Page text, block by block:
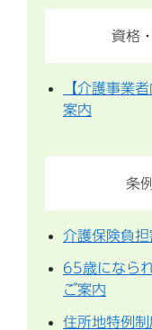
資格
【介護事業
案内
条
介護保険負担
65歳になら
ご案内
住所地特例制